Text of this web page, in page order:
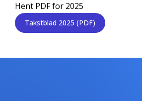
Hent PDF for 2025
Takstblad 2025 (PDF)